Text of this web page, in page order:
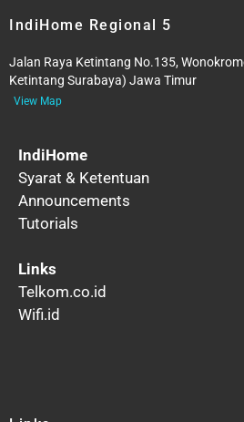
IndiHome Regional 5
Jalan Raya Ketintang No.135,
Ketintang Surabaya) Jawa Timur
View Map
IndiHome
Syarat & Ketentuan
Announcements
Tutorials
Links
Telkom.co.id
Wifi.id